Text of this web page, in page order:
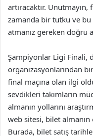
artıracaktır.
zamanda bir tutku ve
atmanız gereken doğru
Şampiyonlar Ligi Finali,
organizasyonlarından
final maçına olan ilgi
sevdikleri takımların
almanın yollarını
web sitesi, bilet
Burada, bilet satış